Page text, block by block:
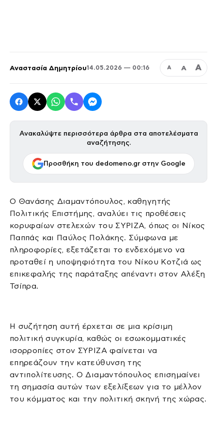
Αναστασία Δημητρίου14.05.2026 — 00:16 Α Α Α
Ανακαλύψτε περισσότερα άρθρα στα αποτελέσματα
αναζήτησης.
Προσθήκη του dedomeno.gr στην Google
Ο Θανάσης Διαμαντόπουλος, καθηγητής
Πολιτικής Επιστήμης, αναλύει τις προθέσεις
κορυφαίων στελεχών του ΣΥΡΙΖΑ, όπως οι Νίκος
Παππάς και Παύλος Πολάκης. Σύμφωνα με
πληροφορίες, εξετάζεται το ενδεχόμενο να
προταθεί η υποψηφιότητα του Νίκου Κοτζιά ως
επικεφαλής της παράταξης απέναντι στον Αλέξη
Τσίπρα.
Η συζήτηση αυτή έρχεται σε μια κρίσιμη
πολιτική συγκυρία, καθώς οι εσωκομματικές
ισορροπίες στον ΣΥΡΙΖΑ φαίνεται να
επηρεάζουν την κατεύθυνση της
αντιπολίτευσης. Ο Διαμαντόπουλος επισημαίνει
τη σημασία αυτών των εξελίξεων για το μέλλον
του κόμματος και την πολιτική σκηνή της χώρας.